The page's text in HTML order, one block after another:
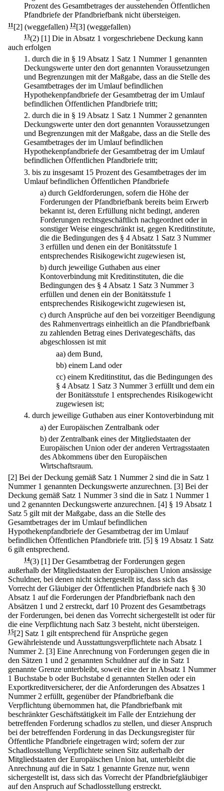
Prozent des Gesamtbetrages der ausstehenden Öffentlichen
Pfandbriefe der Pfandbriefbank nicht übersteigen.
11 [2] (weggefallen) 12[3] (weggefallen)
13(2) [1] Die in Absatz 1 vorgeschriebene Deckung kann
auch erfolgen
1. durch die in § 19 Absatz 1 Satz 1 Nummer 1 genannten
Deckungswerte unter den dort genannten Voraussetzungen
und Begrenzungen mit der Maßgabe, dass an die Stelle des
Gesamtbetrages der im Umlauf befindlichen
Hypothekenpfandbriefe der Gesamtbetrag der im Umlauf
befindlichen Öffentlichen Pfandbriefe tritt;
2. durch die in § 19 Absatz 1 Satz 1 Nummer 2 genannten
Deckungswerte unter den dort genannten Voraussetzungen
und Begrenzungen mit der Maßgabe, dass an die Stelle des
Gesamtbetrages der im Umlauf befindlichen
Hypothekenpfandbriefe der Gesamtbetrag der im Umlauf
befindlichen Öffentlichen Pfandbriefe tritt;
3. bis zu insgesamt 15 Prozent des Gesamtbetrages der im
Umlauf befindlichen Öffentlichen Pfandbriefe
a) durch Geldforderungen, sofern die Höhe der
Forderungen der Pfandbriefbank bereits beim Erwerb
bekannt ist, deren Erfüllung nicht bedingt, anderen
Forderungen rechtsgeschäftlich nachgeordnet oder in
sonstiger Weise eingeschränkt ist, gegen Kreditinstitute,
die die Bedingungen des § 4 Absatz 1 Satz 3 Nummer
3 erfüllen und denen ein der Bonitätsstufe 1
entsprechendes Risikogewicht zugewiesen ist,
b) durch jeweilige Guthaben aus einer
Kontoverbindung mit Kreditinstituten, die die
Bedingungen des § 4 Absatz 1 Satz 3 Nummer 3
erfüllen und denen ein der Bonitätsstufe 1
entsprechendes Risikogewicht zugewiesen ist,
c) durch Ansprüche auf den bei vorzeitiger Beendigung
des Rahmenvertrags einheitlich an die Pfandbriefbank
zu zahlenden Betrag eines Derivategeschäfts, das
abgeschlossen ist mit
aa) dem Bund,
bb) einem Land oder
cc) einem Kreditinstitut, das die Bedingungen des
§ 4 Absatz 1 Satz 3 Nummer 3 erfüllt und dem ein
der Bonitätsstufe 1 entsprechendes Risikogewicht
zugewiesen ist;
4. durch jeweilige Guthaben aus einer Kontoverbindung mit
a) der Europäischen Zentralbank oder
b) der Zentralbank eines der Mitgliedstaaten der
Europäischen Union oder der anderen Vertragsstaaten
des Abkommens über den Europäischen
Wirtschaftsraum.
[2] Bei der Deckung gemäß Satz 1 Nummer 2 sind die in Satz 1
Nummer 1 genannten Deckungswerte anzurechnen. [3] Bei der
Deckung gemäß Satz 1 Nummer 3 sind die in Satz 1 Nummer 1
und 2 genannten Deckungswerte anzurechnen. [4] § 19 Absatz 1
Satz 5 gilt mit der Maßgabe, dass an die Stelle des
Gesamtbetrages der im Umlauf befindlichen
Hypothekenpfandbriefe der Gesamtbetrag der im Umlauf
befindlichen Öffentlichen Pfandbriefe tritt. [5] § 19 Absatz 1 Satz
6 gilt entsprechend.
14(3) [1] Der Gesamtbetrag der Forderungen gegen
außerhalb der Mitgliedstaaten der Europäischen Union ansässige
Schuldner, bei denen nicht sichergestellt ist, dass sich das
Vorrecht der Gläubiger der Öffentlichen Pfandbriefe nach § 30
Absatz 1 auf die Forderungen der Pfandbriefbank nach den
Absätzen 1 und 2 erstreckt, darf 10 Prozent des Gesamtbetrags
der Forderungen, bei denen das Vorrecht sichergestellt ist oder für
die eine Verpflichtung nach Satz 3 besteht, nicht übersteigen.
15[2] Satz 1 gilt entsprechend für Ansprüche gegen
Gewährleistende und Ausstattungsverpflichtete nach Absatz 1
Nummer 2. [3] Eine Anrechnung von Forderungen gegen die in
den Sätzen 1 und 2 genannten Schuldner auf die in Satz 1
genannte Grenze unterbleibt, soweit eine der in Absatz 1 Nummer
1 Buchstabe b oder Buchstabe d genannten Stellen oder ein
Exportkreditversicherer, der die Anforderungen des Absatzes 1
Nummer 2 erfüllt, gegenüber der Pfandbriefbank die
Verpflichtung übernommen hat, die Pfandbriefbank mit
beschränkter Geschäftstätigkeit im Falle der Entziehung der
betreffenden Forderung schadlos zu stellen, und dieser Anspruch
bei der betreffenden Forderung in das Deckungsregister für
Öffentliche Pfandbriefe eingetragen wird; sofern der zur
Schadlosstellung Verpflichtete seinen Sitz außerhalb der
Mitgliedstaaten der Europäischen Union hat, unterbleibt die
Anrechnung auf die in Satz 1 genannte Grenze nur, wenn
sichergestellt ist, dass sich das Vorrecht der Pfandbriefgläubiger
auf den Anspruch auf Schadlosstellung erstreckt.